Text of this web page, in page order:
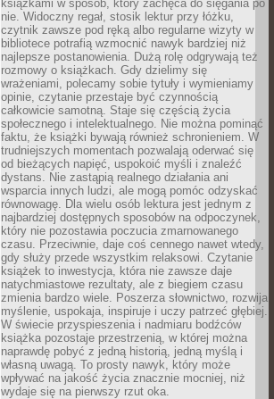
książkami w sposób, który zachęca do sięgania po
nie. Widoczny regał, stosik lektur przy łóżku,
czytnik zawsze pod ręką albo regularne wizyty w
bibliotece potrafią wzmocnić nawyk bardziej niż
najlepsze postanowienia. Dużą rolę odgrywają też
rozmowy o książkach. Gdy dzielimy się
wrażeniami, polecamy sobie tytuły i wymieniamy
opinie, czytanie przestaje być czynnością
całkowicie samotną. Staje się częścią życia
społecznego i intelektualnego. Nie można pominąć
faktu, że książki bywają również schronieniem. W
trudniejszych momentach pozwalają oderwać się
od bieżących napięć, uspokoić myśli i znaleźć
dystans. Nie zastąpią realnego działania ani
wsparcia innych ludzi, ale mogą pomóc odzyskać
równowagę. Dla wielu osób lektura jest jednym z
najbardziej dostępnych sposobów na odpoczynek,
który nie pozostawia poczucia zmarnowanego
czasu. Przeciwnie, daje coś cennego nawet wtedy,
gdy służy przede wszystkim relaksowi. Czytanie
książek to inwestycja, która nie zawsze daje
natychmiastowe rezultaty, ale z biegiem czasu
zmienia bardzo wiele. Poszerza słownictwo, rozwija
myślenie, uspokaja, inspiruje i uczy patrzeć głębiej.
W świecie przyspieszenia i nadmiaru bodźców
książka pozostaje przestrzenią, w której można
naprawdę pobyć z jedną historią, jedną myślą i
własną uwagą. To prosty nawyk, który może
wpływać na jakość życia znacznie mocniej, niż
wydaje się na pierwszy rzut oka.